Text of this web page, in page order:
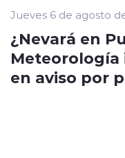
Jueves 6 de agosto
¿Nevará en
Meteorología
en aviso por